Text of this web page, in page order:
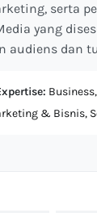
serta
yang
audiens dan
& Bisnis,